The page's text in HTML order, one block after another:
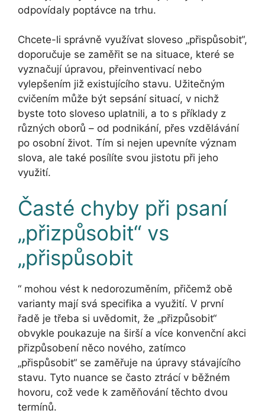
odpovídaly poptávce na trhu.
Chcete-li správně využívat sloveso „přispůsobit“,
doporučuje se zaměřit se na situace, které se
vyznačují úpravou, přeinventivací nebo
vylepšením již existujícího stavu. Užitečným
cvičením může být sepsání situací, v nichž
byste toto sloveso uplatnili, a to s příklady z
různých oborů – od podnikání, přes vzdělávání
po osobní život. Tím si nejen upevníte význam
slova, ale také posílíte svou jistotu při jeho
využití.
Časté chyby při psaní
„přizpůsobit“ vs
„přispůsobit
“ mohou vést k nedorozuměním, přičemž obě
varianty mají svá specifika a využití. V první
řadě je třeba si uvědomit, že „přizpůsobit“
obvykle poukazuje na širší a více konvenční akci
přizpůsobení něco nového, zatímco
„přispůsobit“ se zaměřuje na úpravy stávajícího
stavu. Tyto nuance se často ztrácí v běžném
hovoru, což vede k zaměňování těchto dvou
termínů.